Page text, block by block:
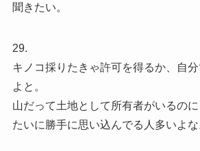
聞きたい。
29.
キノコ採りたきゃ許可を得るか、自
よと。
山だって土地として所有者がいるの
たいに勝手に思い込んでる人多いよな